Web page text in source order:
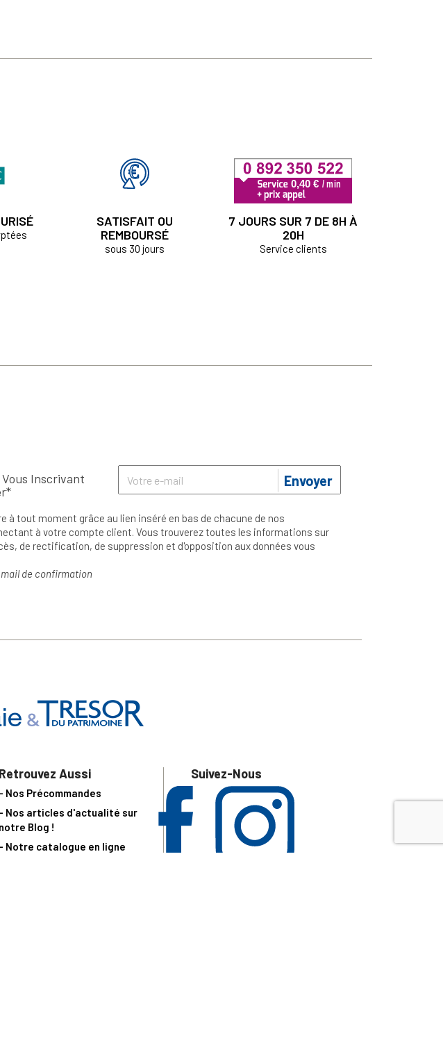
SATISFAIT OU
REMBOURSÉ
sous 30 jours
7 JOURS SUR 7 DE 8H À
20H
Service clients
Inscrivant
Envoyer
à tout moment grâce au lien inséré en bas de chacune de nos
à votre compte client. Vous trouverez toutes les informations sur
de rectification, de suppression et d'opposition aux données vous
de confirmation
Retrouvez Aussi
- Nos Précommandes
- Nos articles d'actualité sur
notre Blog !
- Notre catalogue en ligne
Suivez-Nous